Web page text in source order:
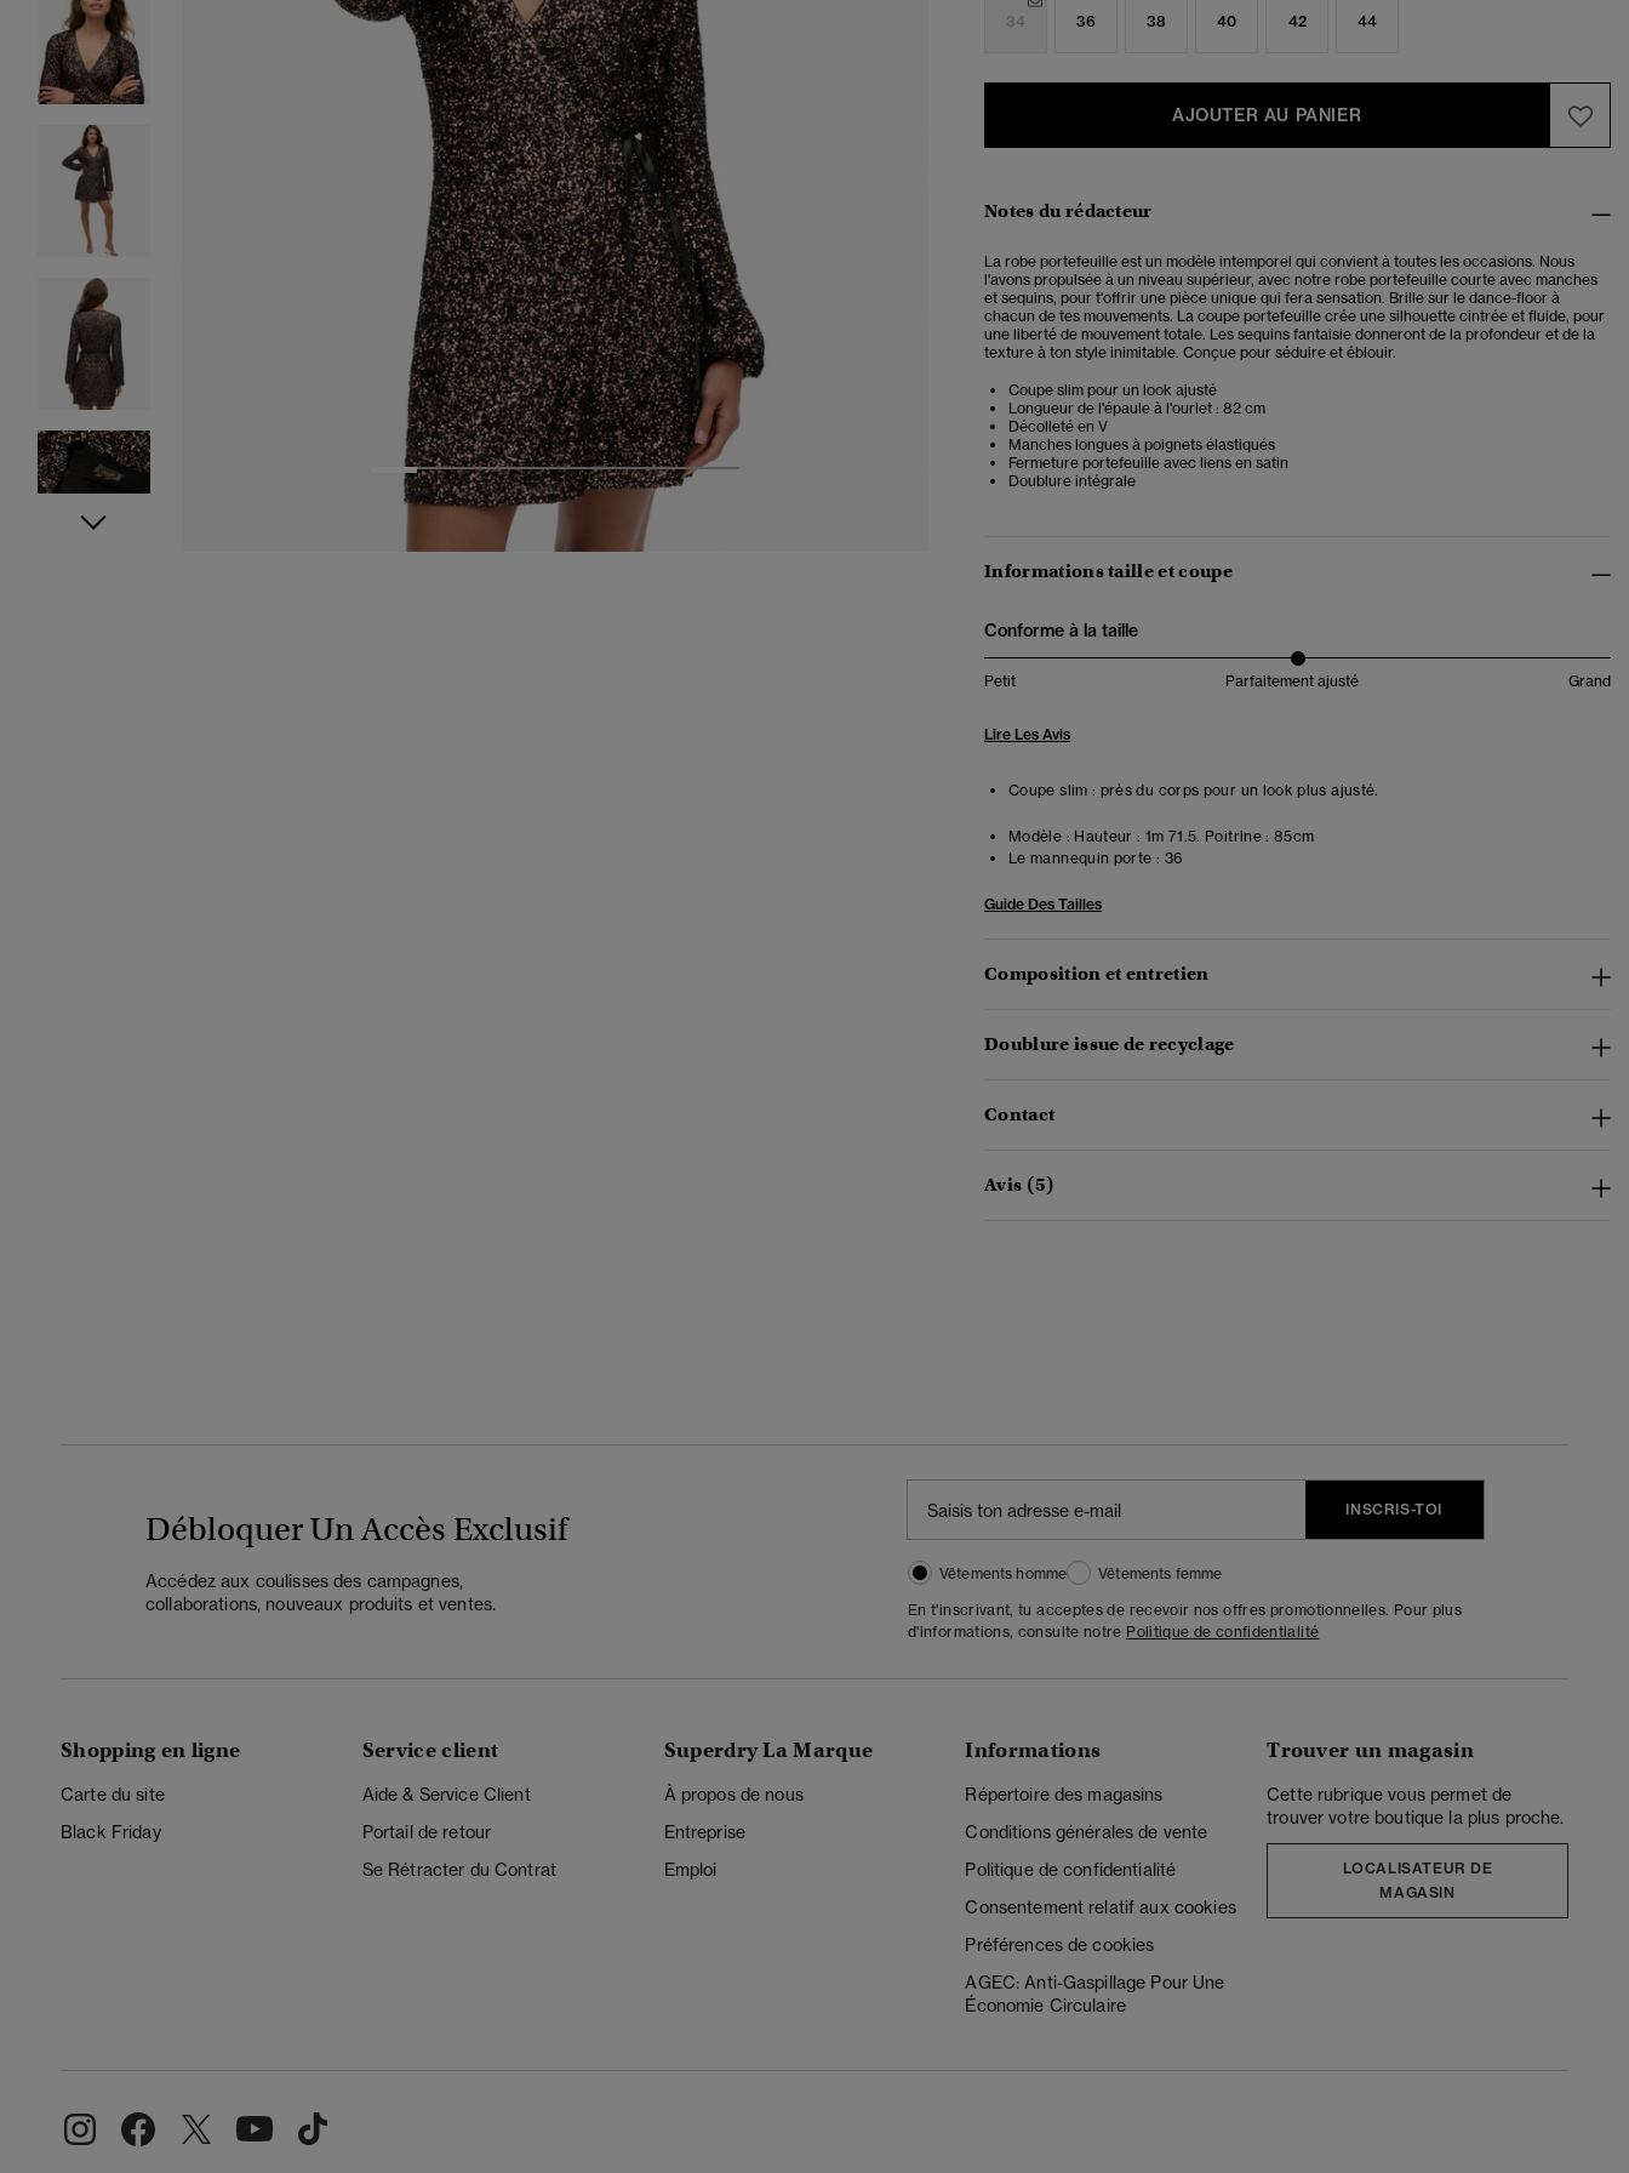
2 3 4 5 6 7
34 36 38 40 42 44
AJOUTER AU PANIER
Notes du rédacteur
La robe portefeuille est un modèle intemporel qui convient à toutes les occasions. Nous
l'avons propulsée à un niveau supérieur, avec notre robe portefeuille courte avec manches
et sequins, pour t'offrir une pièce unique qui fera sensation. Brille sur le dance-floor à
chacun de tes mouvements. La coupe portefeuille crée une silhouette cintrée et fluide, pour
une liberté de mouvement totale. Les sequins fantaisie donneront de la profondeur et de la
texture à ton style inimitable. Conçue pour séduire et éblouir.
Coupe slim pour un look ajusté
Longueur de l'épaule à l'ourlet : 82 cm
Décolleté en V
Manches longues à poignets élastiqués
Fermeture portefeuille avec liens en satin
Doublure intégrale
Informations taille et coupe
Conforme à la taille
Petit Parfaitement ajusté Grand
Lire Les Avis
Coupe slim : près du corps pour un look plus ajusté.
Modèle : Hauteur : 1m 71.5. Poitrine : 85cm
Le mannequin porte : 36
Guide Des Tailles
Composition et entretien
Doublure issue de recyclage
Contact
Avis (5)
Débloquer Un Accès Exclusif
Accédez aux coulisses des campagnes,
collaborations, nouveaux produits et ventes.
INSCRIS-TOI
Vêtements homme
Vêtements femme
En t'inscrivant, tu acceptes de recevoir nos offres promotionnelles. Pour plus
d'informations, consulte notre Politique de confidentialité
Shopping en ligne
Carte du site
Black Friday
Service client
Aide & Service Client
Portail de retour
Se Rétracter du Contrat
Superdry La Marque
À propos de nous
Entreprise
Emploi
Informations
Répertoire des magasins
Conditions générales de vente
Politique de confidentialité
Consentement relatif aux cookies
Préférences de cookies
AGEC: Anti-Gaspillage Pour Une
Économie Circulaire
Trouver un magasin
Cette rubrique vous permet de
trouver votre boutique la plus proche.
LOCALISATEUR DE
MAGASIN